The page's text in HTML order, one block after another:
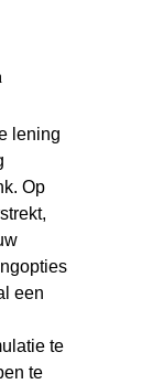
lening
Op
een
te
te